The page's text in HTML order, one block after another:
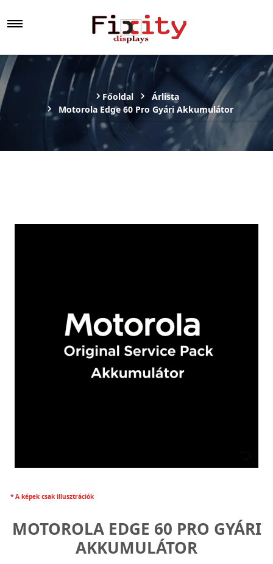
Főoldal
Árlista
Motorola Edge 60 Pro Gyári Akkumulátor
* A képek csak illusztrációk
MOTOROLA EDGE 60 PRO GYÁRI
AKKUMULÁTOR